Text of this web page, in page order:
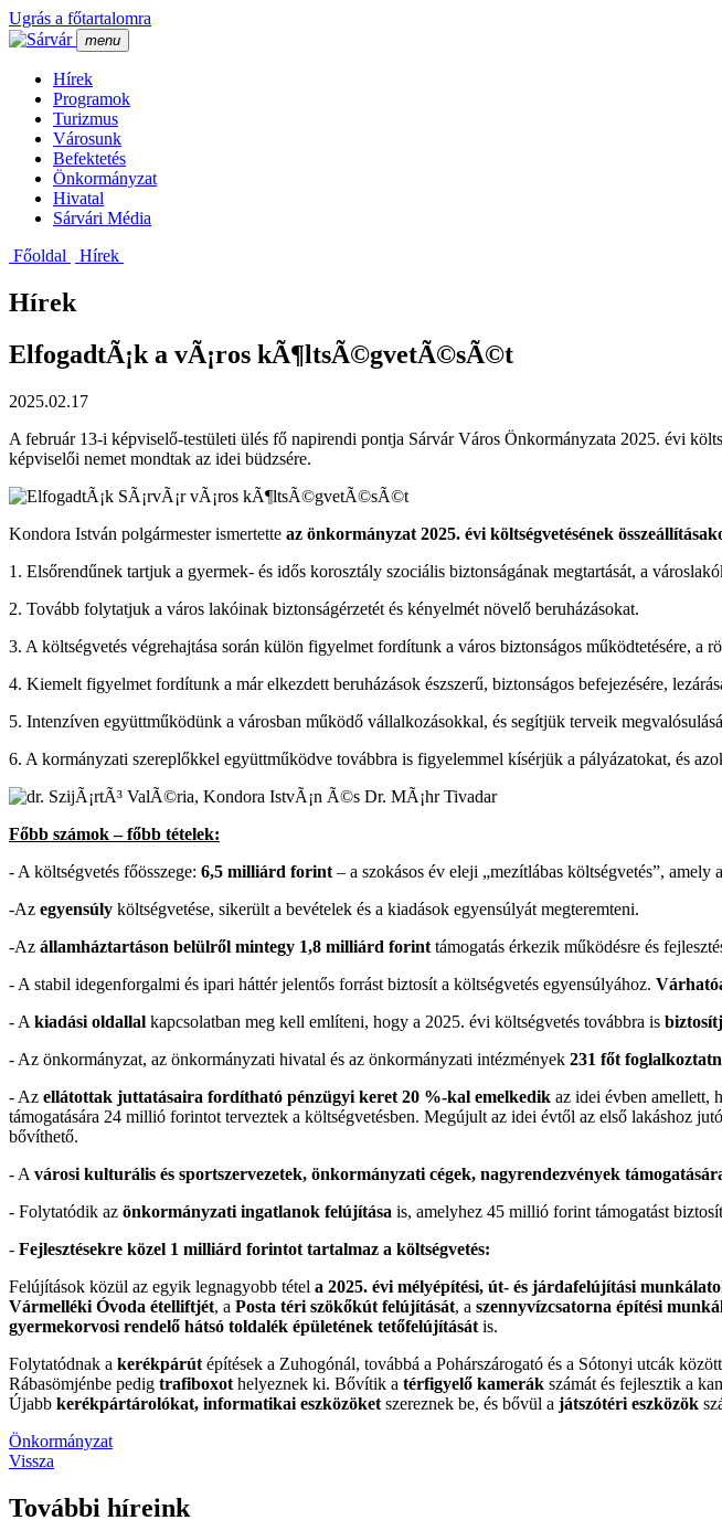
Ugrás a főtartalomra
menu
Hí­rek
Programok
Turizmus
Városunk
Befektetés
Önkormányzat
Hivatal
Sárvári Média
Főoldal
Hí­rek
Hírek
ElfogadtÃ¡k a vÃ¡ros kÃ¶ltsÃ©gvetÃ©sÃ©t
2025.02.17
A február 13-i képviselő-testületi ülés fő napirendi pontja Sárvár Város Önkormányzata 2025. évi
képviselői nemet mondtak az idei büdzsére.
Kondora István polgármester ismertette az önkormányzat 2025. évi költségvetésének
1. Elsőrendűnek tartjuk a gyermek- és idős korosztály szociális biztonságának megtartását, a
2. Tovább folytatjuk a város lakóinak biztonságérzetét és kényelmét növelő beruházásokat.
3. A költségvetés végrehajtása során külön figyelmet fordítunk a város biztonságos működtetésére, a
4. Kiemelt figyelmet fordítunk a már elkezdett beruházások észszerű, biztonságos befejezésére,
5. Intenzíven együttműködünk a városban működő vállalkozásokkal, és segítjük terveik
6. A kormányzati szereplőkkel együttműködve továbbra is figyelemmel kísérjük a pályázatokat, és
Főbb számok – főbb tételek:
- A költségvetés főösszege: 6,5 milliárd forint – a szokásos év eleji „mezítlábas költségvetés”,
-Az egyensúly költségvetése, sikerült a bevételek és a kiadások egyensúlyát megteremteni.
-Az államháztartáson belülről mintegy 1,8 milliárd forint támogatás érkezik működésre és
- A stabil idegenforgalmi és ipari háttér jelentős forrást biztosít a költségvetés egyensúlyához.
- A kiadási oldallal kapcsolatban meg kell említeni, hogy a 2025. évi költségvetés továbbra is
- Az önkormányzat, az önkormányzati hivatal és az önkormányzati intézmények 231 főt
- Az ellátottak juttatásaira fordítható pénzügyi keret 20 %-kal emelkedik az idei évben amellett,
támogatására 24 millió forintot terveztek a költségvetésben. Megújult az idei évtől az első lakáshoz
bővíthető.
- A városi kulturális és sportszervezetek, önkormányzati cégek, nagyrendezvények
- Folytatódik az önkormányzati ingatlanok felújítása is, amelyhez 45 millió forint támogatást
- Fejlesztésekre közel 1 milliárd forintot tartalmaz a költségvetés:
Felújítások közül az egyik legnagyobb tétel a 2025. évi mélyépítési, út- és járdafelújítási
Vármelléki Óvoda ételliftjét, a Posta téri szökőkút felújítását, a szennyvízcsatorna építési
gyermekorvosi rendelő hátsó toldalék épületének tetőfelújítását is.
Folytatódnak a kerékpárút építések a Zuhogónál, továbbá a Pohárszárogató és a Sótonyi utcák
Rábasömjénbe pedig trafiboxot helyeznek ki. Bővítik a térfigyelő kamerák számát és fejlesztik a
Újabb kerékpártárolókat, informatikai eszközöket szereznek be, és bővül a játszótéri eszközök
Önkormányzat
Vissza
További híreink